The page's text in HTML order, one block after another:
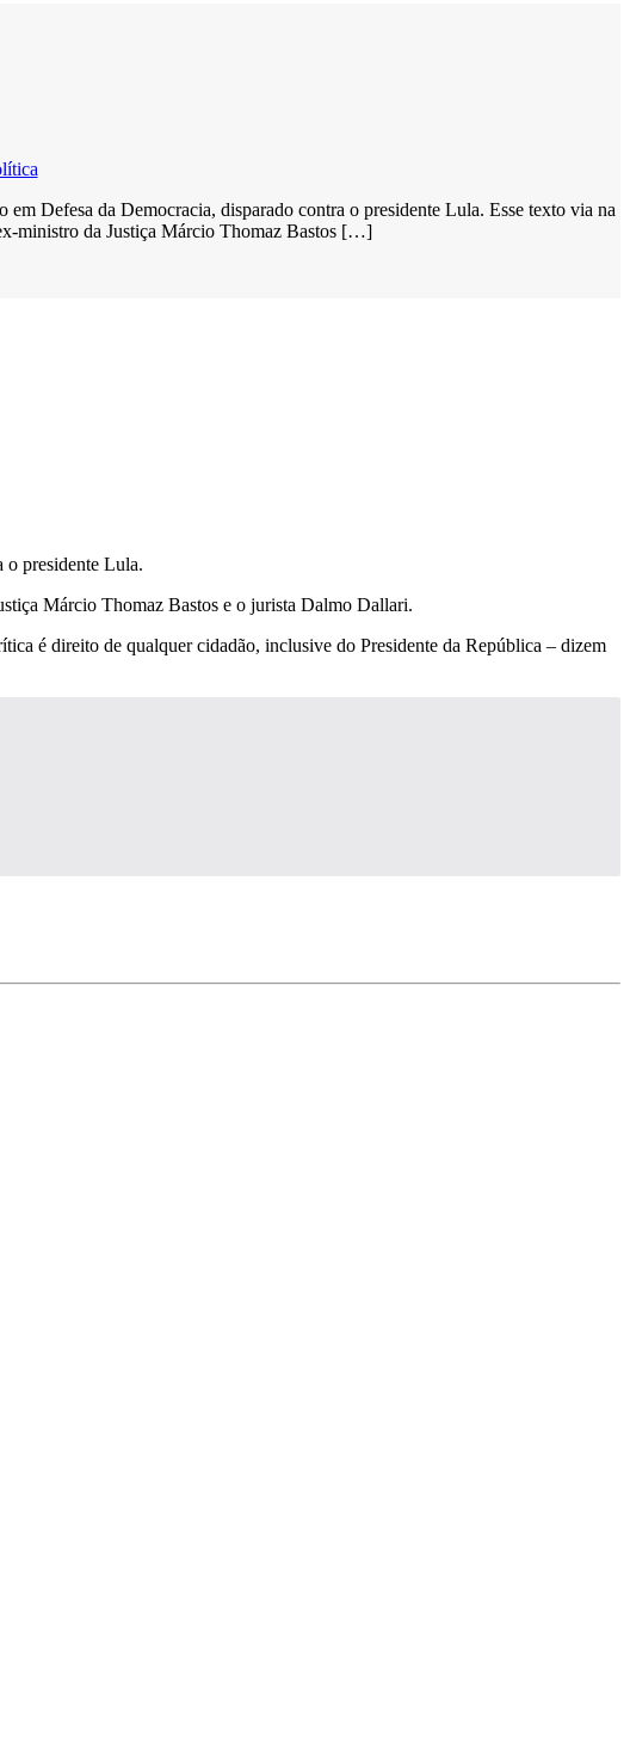
Defesa da Democracia, disparado contra o presidente Lula. Esse texto via na
ministro da Justiça Márcio Thomaz Bastos […]
o presidente Lula.
Márcio Thomaz Bastos e o jurista Dalmo Dallari.
é direito de qualquer cidadão, inclusive do Presidente da República – dizem